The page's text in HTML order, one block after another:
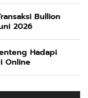
Bullion
2026
Hadapi
Online